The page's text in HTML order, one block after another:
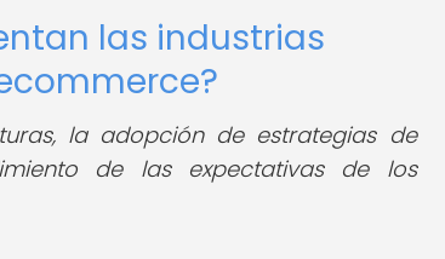
las industrias
la adopción de estrategias de
de las expectativas de los